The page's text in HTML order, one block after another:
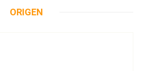
ORIGEN